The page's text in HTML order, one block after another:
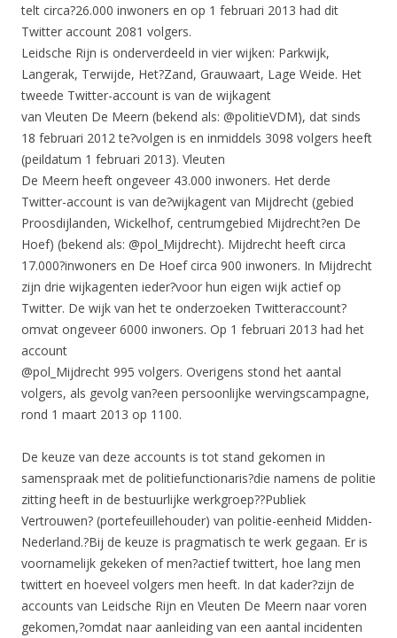
telt circa?26.000 inwoners en op 1 februari 2013 had dit
Twitter account 2081 volgers.
Leidsche Rijn is onderverdeeld in vier wijken: Parkwijk,
Langerak, Terwijde, Het?Zand, Grauwaart, Lage Weide. Het
tweede Twitter-account is van de wijkagent
van Vleuten De Meern (bekend als: @politieVDM), dat sinds
18 februari 2012 te?volgen is en inmiddels 3098 volgers heeft
(peildatum 1 februari 2013). Vleuten
De Meern heeft ongeveer 43.000 inwoners. Het derde
Twitter-account is van de?wijkagent van Mijdrecht (gebied
Proosdijlanden, Wickelhof, centrumgebied Mijdrecht?en De
Hoef) (bekend als: @pol_Mijdrecht). Mijdrecht heeft circa
17.000?inwoners en De Hoef circa 900 inwoners. In Mijdrecht
zijn drie wijkagenten ieder?voor hun eigen wijk actief op
Twitter. De wijk van het te onderzoeken Twitteraccount?
omvat ongeveer 6000 inwoners. Op 1 februari 2013 had het
account
@pol_Mijdrecht 995 volgers. Overigens stond het aantal
volgers, als gevolg van?een persoonlijke wervingscampagne,
rond 1 maart 2013 op 1100.
De keuze van deze accounts is tot stand gekomen in
samenspraak met de politiefunctionaris?die namens de politie
zitting heeft in de bestuurlijke werkgroep??Publiek
Vertrouwen? (portefeuillehouder) van politie-eenheid Midden-
Nederland.?Bij de keuze is pragmatisch te werk gegaan. Er is
voornamelijk gekeken of men?actief twittert, hoe lang men
twittert en hoeveel volgers men heeft. In dat kader?zijn de
accounts van Leidsche Rijn en Vleuten De Meern naar voren
gekomen,?omdat naar aanleiding van een aantal incidenten